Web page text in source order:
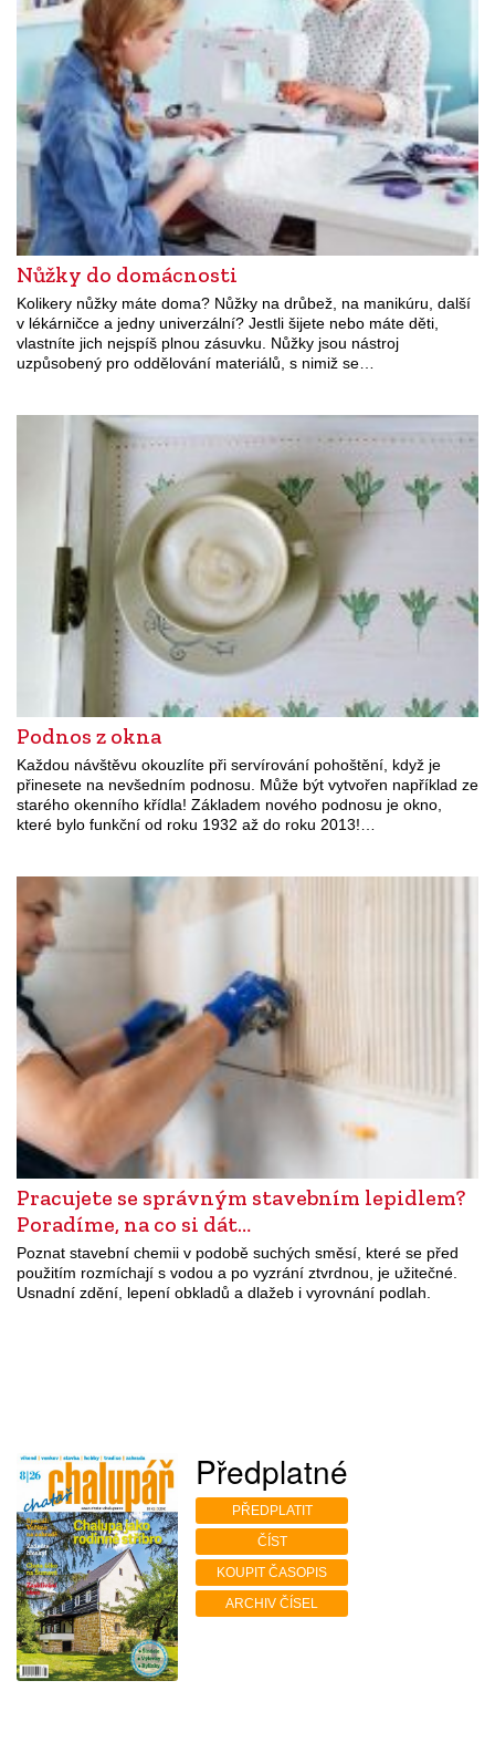
Nůžky do domácnosti
Kolikery nůžky máte doma? Nůžky na drůbež, na manikúru, další
v lékárničce a jedny univerzální? Jestli šijete nebo máte děti,
vlastníte jich nejspíš plnou zásuvku. Nůžky jsou nástroj
uzpůsobený pro oddělování materiálů, s nimiž se…
Podnos z okna
Každou návštěvu okouzlíte při servírování pohoštění, když je
přinesete na nevšedním podnosu. Může být vytvořen například ze
starého okenního křídla! Základem nového podnosu je okno,
které bylo funkční od roku 1932 až do roku 2013!…
Pracujete se správným stavebním lepidlem?
Poradíme, na co si dát…
Poznat stavební chemii v podobě suchých směsí, které se před
použitím rozmíchají s vodou a po vyzrání ztvrdnou, je užitečné.
Usnadní zdění, lepení obkladů a dlažeb i vyrovnání podlah.
Předplatné
PŘEDPLATIT
ČÍST
KOUPIT ČASOPIS
ARCHIV ČÍSEL